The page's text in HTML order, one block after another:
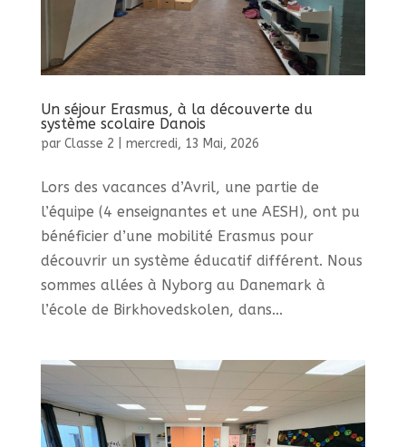
Un séjour Erasmus, à la découverte du
système scolaire Danois
par Classe 2 mercredi, 13 Mai, 2026
Lors des vacances d’Avril, une partie de
l’équipe (4 enseignantes et une AESH), ont pu
bénéficier d’une mobilité Erasmus pour
découvrir un système éducatif différent. Nous
sommes allées à Nyborg au Danemark à
l’école de Birkhovedskolen, dans...